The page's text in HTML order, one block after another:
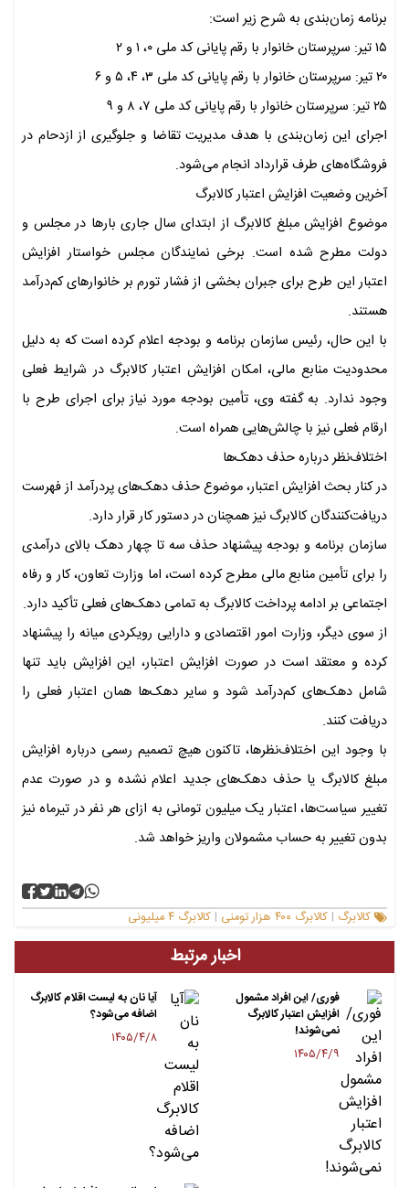
برنامه زمان‌بندی به شرح زیر است:
۱۵ تیر: سرپرستان خانوار با رقم پایانی کد ملی ۰، ۱ و ۲
۲۰ تیر: سرپرستان خانوار با رقم پایانی کد ملی ۳، ۴، ۵ و ۶
۲۵ تیر: سرپرستان خانوار با رقم پایانی کد ملی ۷، ۸ و ۹
اجرای این زمان‌بندی با هدف مدیریت تقاضا و جلوگیری از ازدحام در
فروشگاه‌های طرف قرارداد انجام می‌شود.
آخرین وضعیت افزایش اعتبار کالابرگ
موضوع افزایش مبلغ کالابرگ از ابتدای سال جاری بارها در مجلس و
دولت مطرح شده است. برخی نمایندگان مجلس خواستار افزایش
اعتبار این طرح برای جبران بخشی از فشار تورم بر خانوارهای کم‌درآمد
هستند.
با این حال، رئیس سازمان برنامه و بودجه اعلام کرده است که به دلیل
محدودیت منابع مالی، امکان افزایش اعتبار کالابرگ در شرایط فعلی
وجود ندارد. به گفته وی، تأمین بودجه مورد نیاز برای اجرای طرح با
ارقام فعلی نیز با چالش‌هایی همراه است.
اختلاف‌نظر درباره حذف دهک‌ها
در کنار بحث افزایش اعتبار، موضوع حذف دهک‌های پردرآمد از فهرست
دریافت‌کنندگان کالابرگ نیز همچنان در دستور کار قرار دارد.
سازمان برنامه و بودجه پیشنهاد حذف سه تا چهار دهک بالای درآمدی
را برای تأمین منابع مالی مطرح کرده است، اما وزارت تعاون، کار و رفاه
اجتماعی بر ادامه پرداخت کالابرگ به تمامی دهک‌های فعلی تأکید دارد.
از سوی دیگر، وزارت امور اقتصادی و دارایی رویکردی میانه را پیشنهاد
کرده و معتقد است در صورت افزایش اعتبار، این افزایش باید تنها
شامل دهک‌های کم‌درآمد شود و سایر دهک‌ها همان اعتبار فعلی را
دریافت کنند.
با وجود این اختلاف‌نظرها، تاکنون هیچ تصمیم رسمی درباره افزایش
مبلغ کالابرگ یا حذف دهک‌های جدید اعلام نشده و در صورت عدم
تغییر سیاست‌ها، اعتبار یک میلیون تومانی به ازای هر نفر در تیرماه نیز
بدون تغییر به حساب مشمولان واریز خواهد شد.
کالابرگ | کالابرگ ۴٠٠ هزار تومنی | کالابرگ ۴ میلیونی
اخبار مرتبط
فوری/ این افراد مشمول
افزایش اعتبار کالابرگ
نمی‌شوند!
۱۴۰۵/۴/۹
آیا نان به لیست اقلام کالابرگ
اضافه می‌شود؟
۱۴۰۵/۴/۸